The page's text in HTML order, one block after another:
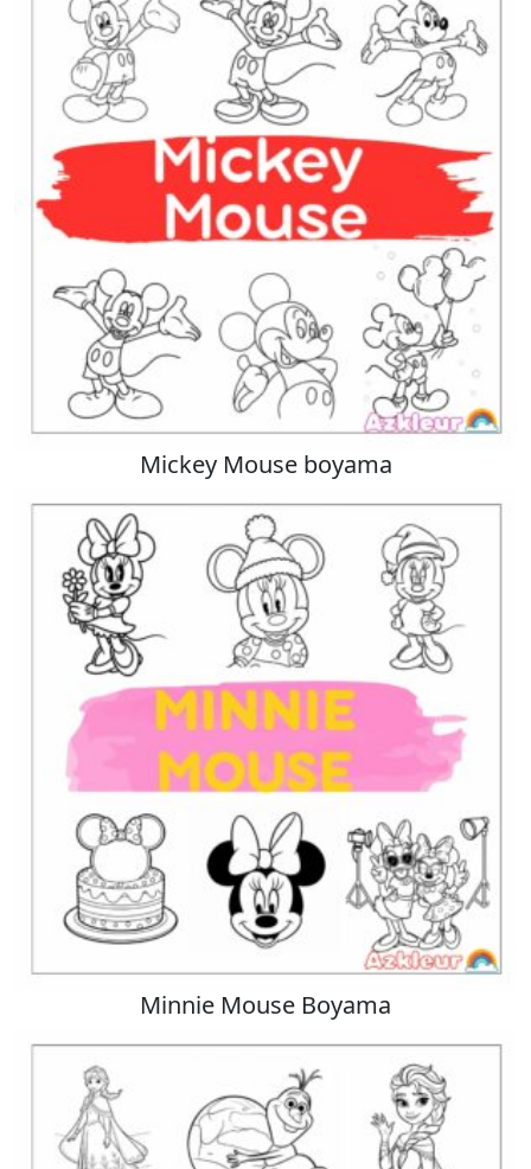
Mickey Mouse boyama
Minnie Mouse Boyama